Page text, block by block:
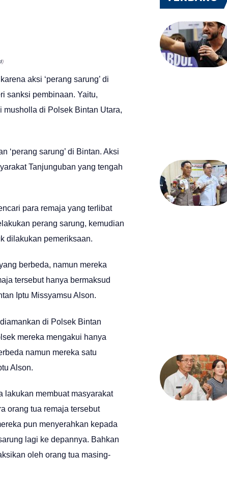
)
aksi ‘perang sarung’ di
sanksi pembinaan. Yaitu,
di Polsek Bintan Utara,
‘perang sarung’ di Bintan. Aksi
Tanjunguban yang tengah
para remaja yang terlibat
perang sarung, kemudian
dilakukan pemeriksaan.
berbeda, namun mereka
tersebut hanya bermaksud
Iptu Missyamsu Alson.
di Polsek Bintan
mereka mengakui hanya
namun mereka satu
Alson.
lakukan membuat masyarakat
orang tua remaja tersebut
pun menyerahkan kepada
lagi ke depannya. Bahkan
oleh orang tua masing-